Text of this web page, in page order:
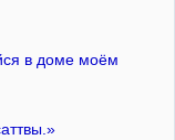
в доме моём